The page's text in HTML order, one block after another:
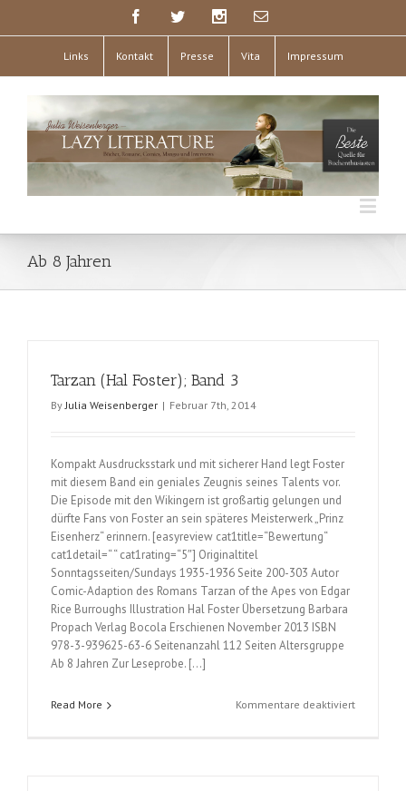
Links Kontakt Presse Vita Impressum
Ab 8 Jahren
Tarzan (Hal Foster); Band 3
ByJulia Weisenberger | Februar 7th, 2014
Kompakt Ausdrucksstark und mit sicherer Hand legt Foster
mit diesem Band ein geniales Zeugnis seines Talents vor.
Die Episode mit den Wikingern ist großartig gelungen und
dürfte Fans von Foster an sein späteres Meisterwerk „Prinz
Eisenherz“ erinnern. [easyreview cat1title=“Bewertung“
cat1detail=“ “ cat1rating=“5″] Originaltitel
Sonntagsseiten/Sundays 1935-1936 Seite 200-303 Autor
Comic-Adaption des Romans Tarzan of the Apes von Edgar
Rice Burroughs Illustration Hal Foster Übersetzung Barbara
Propach Verlag Bocola Erschienen November 2013 ISBN
978-3-939625-63-6 Seitenanzahl 112 Seiten Altersgruppe
Ab 8 Jahren Zur Leseprobe. […]
Read More Kommentare deaktiviertfür